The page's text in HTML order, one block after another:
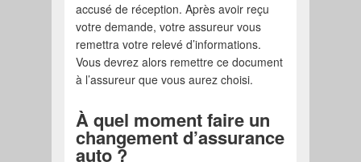
accusé de réception. Après avoir reçu
votre demande, votre assureur vous
remettra votre relevé d’informations.
Vous devrez alors remettre ce document
à l’assureur que vous aurez choisi.
À quel moment faire un
changement d’assurance
auto ?